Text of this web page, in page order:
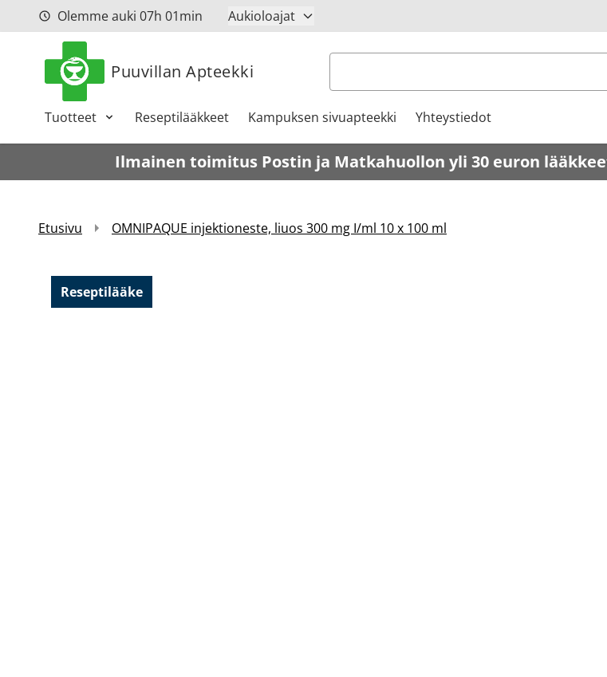
Siirry sisältöönOlemme auki 07h 01min Aukioloajat
Puuvillan Apteekki Haku
Tuotteet Reseptilääkkeet Kampuksen sivuapteekki Yhteystiedot
Ilmainen toimitus Postin ja Matkahuollon yli 30 euron
Etusivu OMNIPAQUE injektioneste, liuos 300 mg I/ml 10 x 100 ml
Reseptilääke